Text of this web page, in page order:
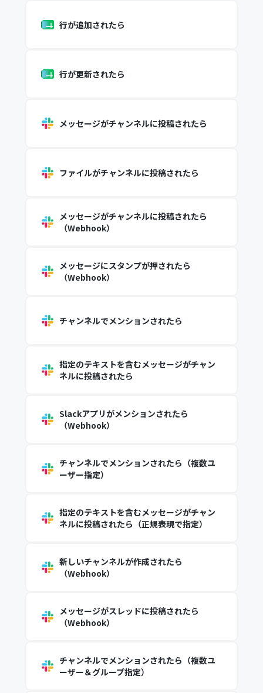
行が追加されたら
行が更新されたら
メッセージがチャンネルに投稿されたら
ファイルがチャンネルに投稿されたら
メッセージがチャンネルに投稿されたら
（Webhook）
メッセージにスタンプが押されたら
（Webhook）
チャンネルでメンションされたら
指定のテキストを含むメッセージがチャン
ネルに投稿されたら
Slackアプリがメンションされたら
（Webhook）
チャンネルでメンションされたら（複数ユ
ーザー指定）
指定のテキストを含むメッセージがチャン
ネルに投稿されたら（正規表現で指定）
新しいチャンネルが作成されたら
（Webhook）
メッセージがスレッドに投稿されたら
（Webhook）
チャンネルでメンションされたら（複数ユ
ーザー＆グループ指定）